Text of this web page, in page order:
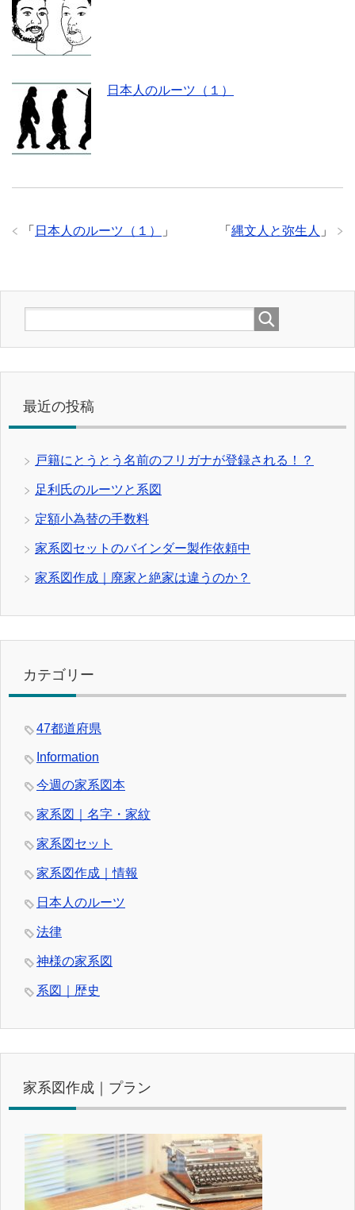
日本人のルーツ（１）
「 縄文人と弥生人 」
「 日本人のルーツ（１） 」
最近の投稿
戸籍にとうとう名前のフリガナが登録される！？
足利氏のルーツと系図
定額小為替の手数料
家系図セットのバインダー製作依頼中
家系図作成｜廃家と絶家は違うのか？
カテゴリー
47都道府県
Information
今週の家系図本
家系図｜名字・家紋
家系図セット
家系図作成｜情報
日本人のルーツ
法律
神様の家系図
系図｜歴史
家系図作成｜プラン